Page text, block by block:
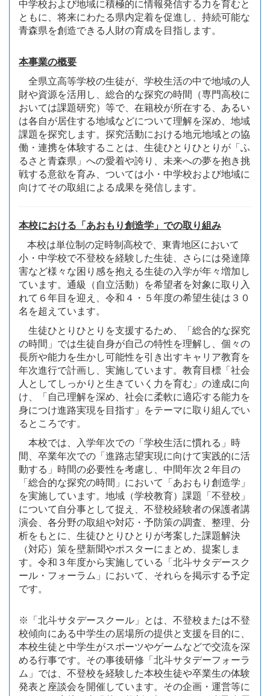
中学校および地域に積極的に情報発信する力を育むと
ともに、将来にわたる県内定着を促進し、持続可能な
青森県を創造できる人財の育成を目指します。
本事業の概要
全県立高等学校の生徒が、学校生活の中で地域の人
財や資源を活用し、総合的な探究の時間（専門高校に
おいては課題研究）等で、在籍校が所在する、あるい
は各自が居住する地域などについて理解を深め、地域
課題を探究します。探究活動における地元地域との協
働・連携を体験することは、生徒ひとりひとりが「ふ
るさと青森県」への愛着や誇り、未来への夢を抱き挑
戦する意欲を育み、ついては小・中学校および地域に
向けてその取組による成果を発信します。
本校における「あおもり創造学」での取り組み
本校は単位制の定時制高校で、東青地区において
小・中学校で不登校を経験した生徒、さらには発達障
害など様々な困り感を抱える生徒の入学が年々増加し
ています。通級（自立活動）を希望者を対象に取り入
れて６年目を迎え、令和４・５年度の希望生徒は３０
名を超えています。
生徒ひとりひとりを支援するため、「総合的な探究
の時間」では生徒自身が自己の特性を理解し、個々の
長所や能力を生かし可能性を引き出すキャリア教育を
年次進行で計画し、実施しています。教育目標「社会
人としてしっかりと生きていく力を育む」の達成に向
け、「自己理解を深め、社会に柔軟に適応する能力を
身につけ進路実現を目指す」をテーマに取り組んでい
るところです。
本校では、入学年次での「学校生活に慣れる」時
間、卒業年次での「進路志望実現に向けて実践的に活
動する」時間の必要性を考慮し、中間年次２年目の
「総合的な探究の時間」において「あおもり創造学」
を実施しています。地域（学校教育）課題「不登校」
について自分事として捉え、不登校経験者の保護者講
演会、各分野の取組や対応・予防策の調査、整理、分
析をもとに、生徒ひとりひとりが考案した課題解決
（対応）策を壁新聞やポスターにまとめ、提案しま
す。令和３年度から実施している「北斗サタデースク
ール・フォーラム」において、それらを掲示する予定
です。
※「北斗サタデースクール」とは、不登校または不登
校傾向にある中学生の居場所の提供と支援を目的に、
本校生徒と中学生がスポーツやゲームなどで交流を深
める行事です。その事後研修「北斗サタデーフォーラ
ム」では、不登校を経験した本校生徒や卒業生の体験
発表と座談会を開催しています。その企画・運営等に